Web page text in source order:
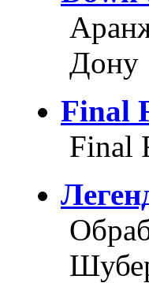
Дону
Final
Final